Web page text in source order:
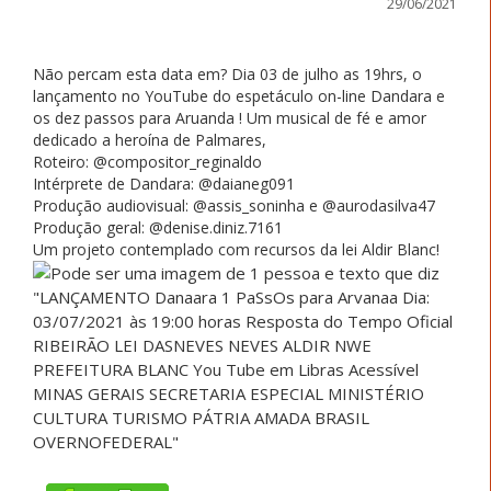
Não percam esta data em? Dia 03 de julho as 19hrs, o
lançamento no YouTube do espetáculo on-line Dandara e
os dez passos para Aruanda ! Um musical de fé e amor
dedicado a heroína de Palmares,
Roteiro: @compositor_reginaldo
Intérprete de Dandara: @daianeg091
Produção audiovisual: @assis_soninha e @aurodasilva47
Produção geral: @denise.diniz.7161
Um projeto contemplado com recursos da lei Aldir Blanc!